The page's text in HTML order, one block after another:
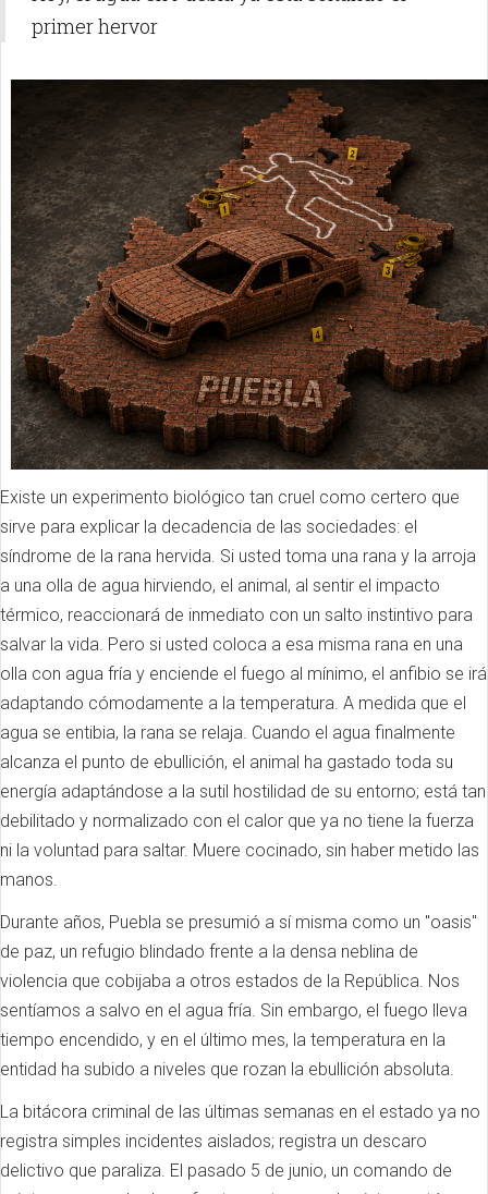
primer hervor
Existe un experimento biológico tan cruel como certero que
sirve para explicar la decadencia de las sociedades: el
síndrome de la rana hervida. Si usted toma una rana y la arroja
a una olla de agua hirviendo, el animal, al sentir el impacto
térmico, reaccionará de inmediato con un salto instintivo para
salvar la vida. Pero si usted coloca a esa misma rana en una
olla con agua fría y enciende el fuego al mínimo, el anfibio se irá
adaptando cómodamente a la temperatura. A medida que el
agua se entibia, la rana se relaja. Cuando el agua finalmente
alcanza el punto de ebullición, el animal ha gastado toda su
energía adaptándose a la sutil hostilidad de su entorno; está tan
debilitado y normalizado con el calor que ya no tiene la fuerza
ni la voluntad para saltar. Muere cocinado, sin haber metido las
manos.
Durante años, Puebla se presumió a sí misma como un "oasis"
de paz, un refugio blindado frente a la densa neblina de
violencia que cobijaba a otros estados de la República. Nos
sentíamos a salvo en el agua fría. Sin embargo, el fuego lleva
tiempo encendido, y en el último mes, la temperatura en la
entidad ha subido a niveles que rozan la ebullición absoluta.
La bitácora criminal de las últimas semanas en el estado ya no
registra simples incidentes aislados; registra un descaro
delictivo que paraliza. El pasado 5 de junio, un comando de